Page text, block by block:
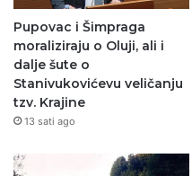
Pupovac i Šimpraga
moraliziraju o Oluji, ali i
dalje šute o
Stanivukovićevu veličanju
tzv. Krajine
13 sati ago